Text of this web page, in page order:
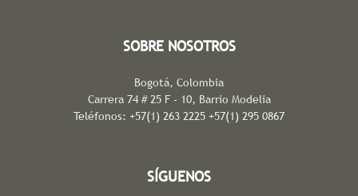
SOBRE NOSOTROS
Bogotá, Colombia
Carrera 74 # 25 F - 10, Barrio Modelia
Teléfonos: +57(1) 263 2225 +57(1) 295 0867
SÍGUENOS